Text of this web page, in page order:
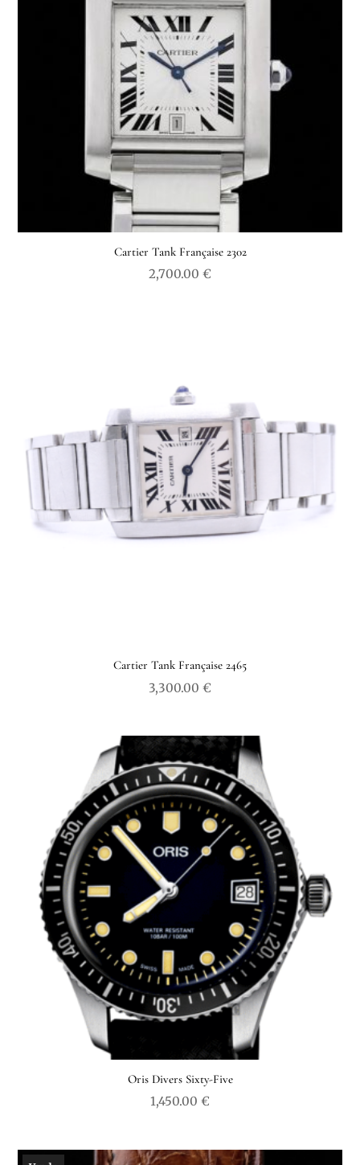
Cartier Tank Française 2302
2,700.00 €
Cartier Tank Française 2465
3,300.00 €
Oris Divers Sixty-Five
1,450.00 €